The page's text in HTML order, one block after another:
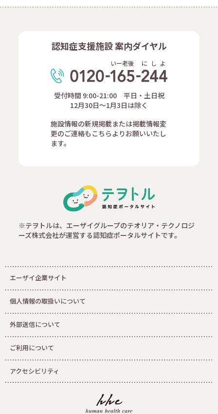
認知症支援施設 案内ダイヤル
いー老後 に し よ
受付時間 9:00-21:00 平日・土日祝
12月30日～1月3日は除く
施設情報の新規掲載または掲載情報変
更のご連絡もこちらよりお願いいたし
ます。
※テヲトルは、エーザイグループのテオリア・テクノロジ
ーズ株式会社が運営する認知症ポータルサイトです。
エーザイ企業サイト
個人情報の取扱いについて
外部送信について
ご利用について
アクセシビリティ